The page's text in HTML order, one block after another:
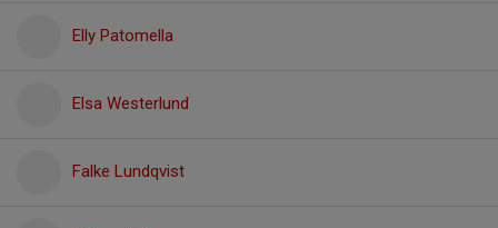
Elly Patomella
Elsa Westerlund
Falke Lundqvist